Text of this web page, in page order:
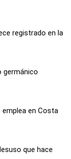
registrado en la
germánico
emplea en Costa
que hace